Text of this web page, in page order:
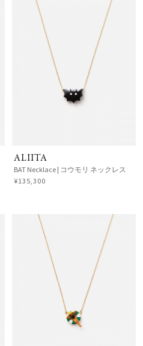
ALIITA
BAT Necklace | コウモリ ネックレス
¥135,300